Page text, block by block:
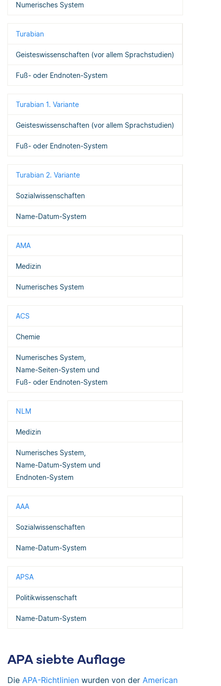
Numerisches System
Turabian
Geisteswissenschaften (vor allem Sprachstudien)
Fuß- oder Endnoten-System
Turabian 1. Variante
Geisteswissenschaften (vor allem Sprachstudien)
Fuß- oder Endnoten-System
Turabian 2. Variante
Sozialwissenschaften
Name-Datum-System
AMA
Medizin
Numerisches System
ACS
Chemie
Numerisches System,
Name-Seiten-System und
Fuß- oder Endnoten-System
NLM
Medizin
Numerisches System,
Name-Datum-System und
Endnoten-System
AAA
Sozialwissenschaften
Name-Datum-System
APSA
Politikwissenschaft
Name-Datum-System
APA siebte Auflage
Die APA-Richtlinien wurden von der American